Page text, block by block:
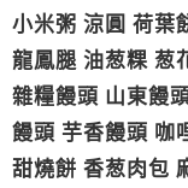
小米粥 涼圓 荷葉
龍鳳腿 油葱粿 葱
雜糧饅頭 山東饅
饅頭 芋香饅頭 咖
甜燒餅 香葱肉包